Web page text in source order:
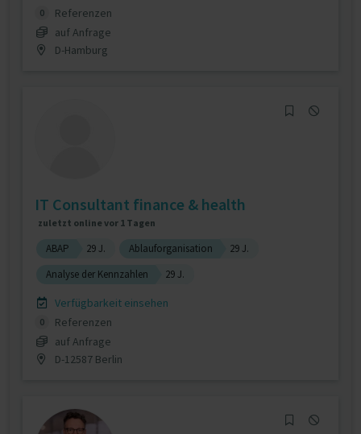
0
Referenzen
auf Anfrage
D-Hamburg
IT Consultant finance & health
zuletzt online vor 1 Tagen
ABAP 29 J. Ablauforganisation
29 J.
Analyse der Kennzahlen
29 J.
Verfügbarkeit einsehen
0
Referenzen
auf Anfrage
D-12587 Berlin